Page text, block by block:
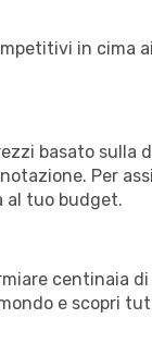
in cima
basato sulla
Per
al tuo budget.
centinaia
e scopri